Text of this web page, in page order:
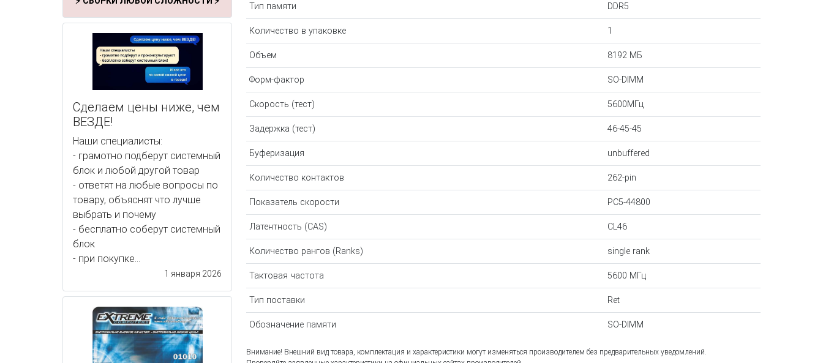
Сделаем цены ниже, чем
ВЕЗДЕ!
Наши специалисты:
- грамотно подберут системный
блок и любой другой товар
- ответят на любые вопросы по
товару, объяснят что лучше
выбрать и почему
- бесплатно соберут системный
блок
- при покупке...
1 января 2026
Тип памяти DDR5
Количество в упаковке 1
Объем 8192 МБ
Форм-фактор SO-DIMM
Скорость (тест) 5600МГц
Задержка (тест) 46-45-45
Буферизация unbuffered
Количество контактов 262-pin
Показатель скорости PC5-44800
Латентность (CAS) CL46
Количество рангов (Ranks) single rank
Тактовая частота 5600 МГц
Тип поставки Ret
Обозначение памяти SO-DIMM
Внимание! Внешний вид товара, комплектация и характеристики могут изменяться производителем без предварительных уведомлений.